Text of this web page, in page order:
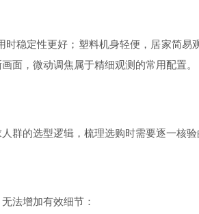
定性更好；塑料机身轻便，居家简易
面，微动调焦属于精细观测的常用配置。
的选型逻辑，梳理选购时需要逐一核验
法增加有效细节：